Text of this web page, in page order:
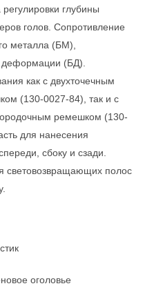
глубины
голов. Сопротивление
металла (БМ),
деформации (БД).
как с двухточечным
(130-0027-84), так и с
ремешком (130-
для нанесения
сбоку и сзади.
световозвращающих полос
оголовье